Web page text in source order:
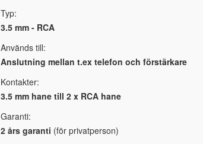
Typ:
3.5 mm - RCA
Används till:
Anslutning mellan t.ex telefon och förstärkare
Kontakter:
3.5 mm hane till 2 x RCA hane
Garanti:
2 års garanti (för privatperson)